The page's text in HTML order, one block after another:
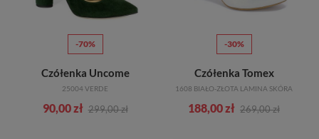
-70%
Czółenka Uncome
25004 VERDE
90,00 zł 299,00 zł
-30%
Czółenka Tomex
1608 BIAŁO-ZŁOTA LAMINA SKÓRA
188,00 zł 269,00 zł